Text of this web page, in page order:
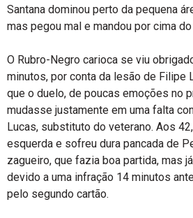
Santana dominou perto da pequena
mas pegou mal e mandou por cima
O Rubro-Negro carioca se viu
minutos, por conta da lesão de Filipe
que o duelo, de poucas emoções no
mudasse justamente em uma falta
Lucas, substituto do veterano. Aos
esquerda e sofreu dura pancada de
zagueiro, que fazia boa partida, mas
devido a uma infração 14 minutos
pelo segundo cartão.